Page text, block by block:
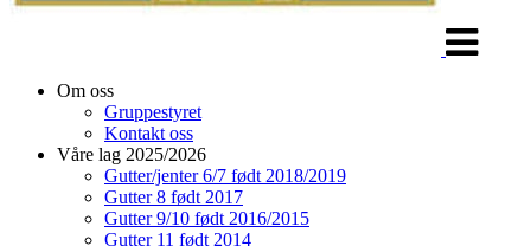
Om oss
Gruppestyret
Kontakt oss
Våre lag 2025/2026
Gutter/jenter 6/7 født 2018/2019
Gutter 8 født 2017
Gutter 9/10 født 2016/2015
Gutter 11 født 2014